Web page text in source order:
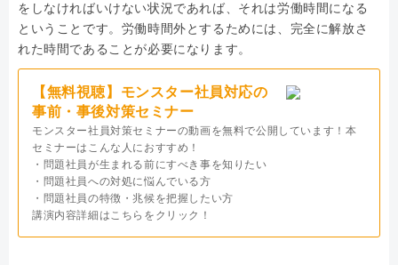
をしなければいけない状況であれば、それは労働時間になる
ということです。労働時間外とするためには、完全に解放さ
れた時間であることが必要になります。
【無料視聴】モンスター社員対応の
事前・事後対策セミナー
モンスター社員対策セミナーの動画を無料で公開しています！本
セミナーはこんな人におすすめ！
・問題社員が生まれる前にすべき事を知りたい
・問題社員への対処に悩んでいる方
・問題社員の特徴・兆候を把握したい方
講演内容詳細はこちらをクリック！